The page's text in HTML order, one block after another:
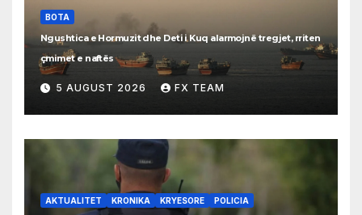
BOTA
Ngushtica e Hormuzit dhe Deti i Kuq alarmojnë tregjet, rriten
çmimet e naftës
5 AUGUST 2026 FX TEAM
AKTUALITET KRONIKA KRYESORE POLICIA